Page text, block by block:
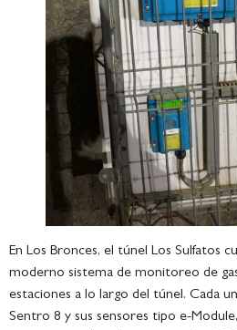
En Los Bronces, el túnel Los Sulfatos
moderno sistema de monitoreo de
estaciones a lo largo del túnel. Cada
Sentro 8 y sus sensores tipo e-